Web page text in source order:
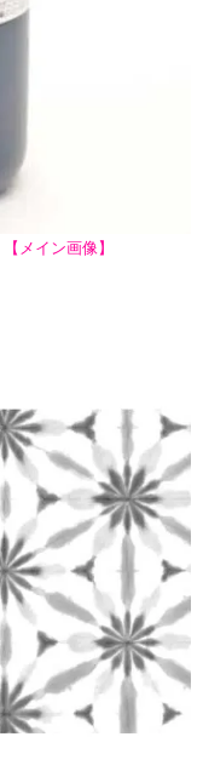
【メイン画像】